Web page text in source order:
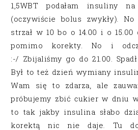
1,5WBT podałam insuliny
(oczywiście bolus zwykły).
strzał w 10 bo o 14.00 i o 15.00
pomimo korekty. No i
:-/ Zbijaliśmy go do 21.00.
Był to też dzień wymiany
Wam się to zdarza, ale
próbujemy zbić cukier w dniu
to tak jakby insulina słabo
korektą nic nie daje. Tu